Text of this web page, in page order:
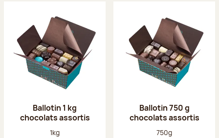
Ballotin 1 kg
chocolats assortis
Poids net :
1kg
Ballotin 750 g
chocolats assortis
Poids net :
750g